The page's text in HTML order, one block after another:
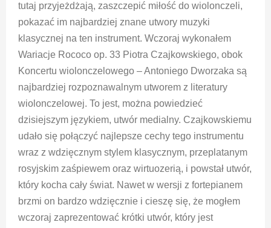
tutaj przyjeżdżają, zaszczepić miłość do wiolonczeli,
pokazać im najbardziej znane utwory muzyki
klasycznej na ten instrument. Wczoraj wykonałem
Wariacje Rococo op. 33 Piotra Czajkowskiego, obok
Koncertu wiolonczelowego – Antoniego Dworzaka są
najbardziej rozpoznawalnym utworem z literatury
wiolonczelowej. To jest, można powiedzieć
dzisiejszym językiem, utwór medialny. Czajkowskiemu
udało się połączyć najlepsze cechy tego instrumentu
wraz z wdzięcznym stylem klasycznym, przeplatanym
rosyjskim zaśpiewem oraz wirtuozerią, i powstał utwór,
który kocha cały świat. Nawet w wersji z fortepianem
brzmi on bardzo wdzięcznie i cieszę się, że mogłem
wczoraj zaprezentować krótki utwór, który jest